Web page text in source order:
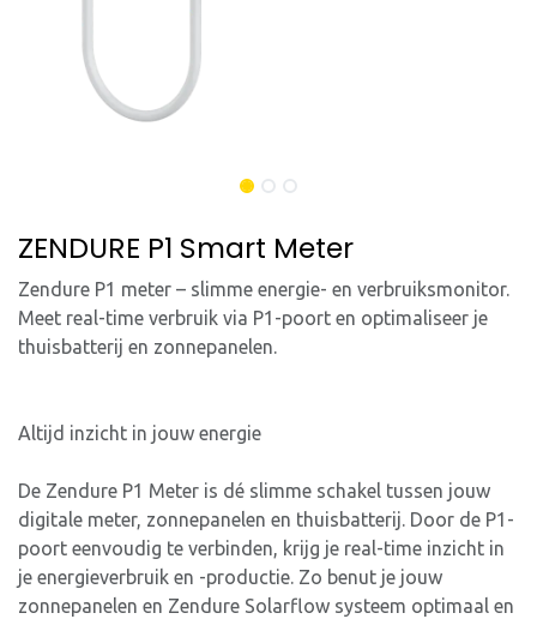
ZENDURE P1 Smart Meter
Zendure P1 meter – slimme energie- en verbruiksmonitor.
Meet real-time verbruik via P1-poort en optimaliseer je
thuisbatterij en zonnepanelen.
Altijd inzicht in jouw energie
De Zendure P1 Meter is dé slimme schakel tussen jouw
digitale meter, zonnepanelen en thuisbatterij. Door de P1-
poort eenvoudig te verbinden, krijg je real-time inzicht in
je energieverbruik en -productie. Zo benut je jouw
zonnepanelen en Zendure Solarflow systeem optimaal en